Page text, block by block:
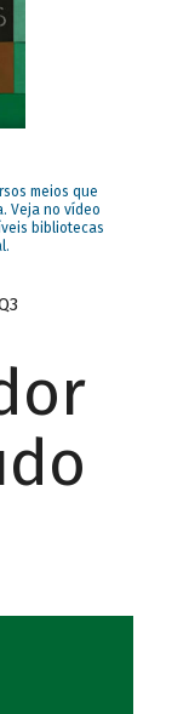
meios que
Veja no vídeo
bibliotecas